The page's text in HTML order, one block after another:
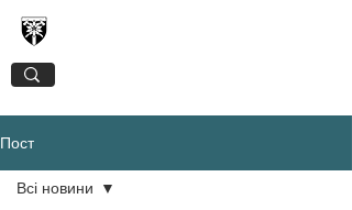
Пост
Всі новини